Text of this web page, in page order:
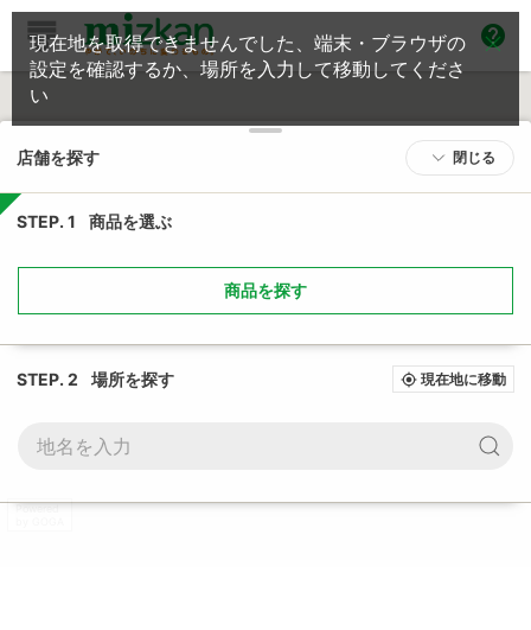
help
Powered
店舗を探す 閉じる
STEP. 1 商品を選ぶ
商品を探す
STEP. 2 場所を探す my_location 現在地に移動
現在地を取得できませんでした、端末・ブラウザの
設定を確認するか、場所を入力して移動してくださ
い